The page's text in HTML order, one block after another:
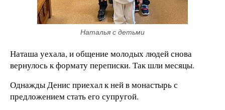
Наталья с детьми
Наташа уехала, и общение молодых людей снова
вернулось к формату переписки. Так шли месяцы.
Однажды Денис приехал к ней в монастырь с
предложением стать его супругой.